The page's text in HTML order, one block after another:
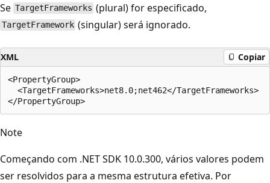
Se TargetFrameworks (plural) for especificado,
TargetFramework (singular) será ignorado.
XML Copiar
<PropertyGroup>
  <TargetFrameworks>net8.0;net462</TargetFrameworks>
Note
Começando com .NET SDK 10.0.300, vários valores podem
ser resolvidos para a mesma estrutura efetiva. Por